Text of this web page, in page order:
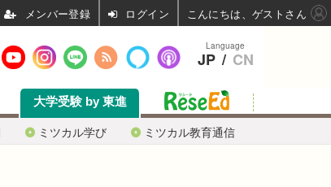
ミツカル学び ミツカル教育通信
大学受験 by 東進
Language
JP / CN
ログイン こんにちは、ゲストさん